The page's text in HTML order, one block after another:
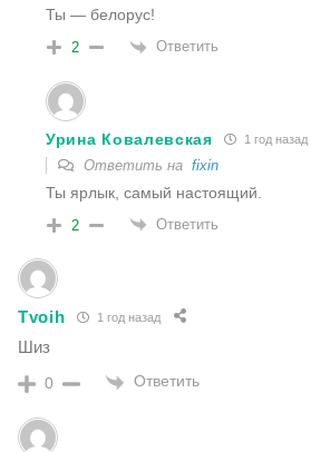
Ты — белорус!
2 Ответить
Урина Ковалевская 1 год назад
Ответить на fixin
Ты ярлык, самый настоящий.
2 Ответить
Tvoih 1 год назад
Шиз
0 Ответить